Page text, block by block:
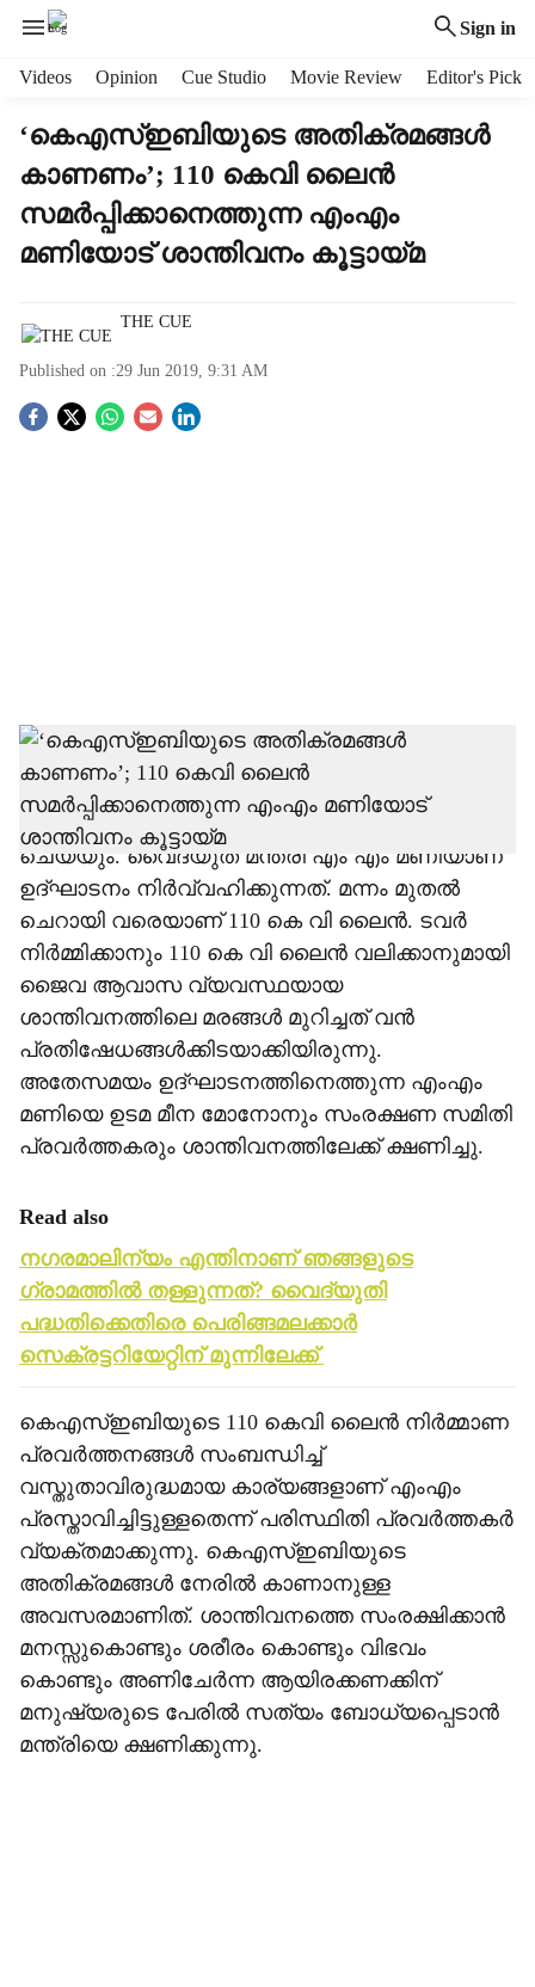
Sign in
Videos Opinion Cue Studio Movie Review Editor's Pick
‘കെഎസ്ഇബിയുടെ അതിക്രമങ്ങള്‍
കാണണം’; 110 കെവി ലൈന്‍
സമര്‍പ്പിക്കാനെത്തുന്ന എംഎം
മണിയോട് ശാന്തിവനം കൂട്ടായ്മ
THE CUE
Published on :29 Jun 2019, 9:31 AM
S
h
a
r
e
എറണാകുളം വടക്കന്‍ പറവൂരിലെ
ശാന്തിവനത്തിലൂടെയുള്ള വൈദ്യുത ലൈനും
ചെറായി സബ് സ്‌റ്റേഷനും ശനിയാഴ്ച കമ്മീഷന്‍
ചെയ്യും. വൈദ്യുത മന്ത്രി എം എം മണിയാണ്
ഉദ്ഘാടനം നിര്‍വ്വഹിക്കുന്നത്. മന്നം മുതല്‍
ചെറായി വരെയാണ് 110 കെ വി ലൈന്‍. ടവര്‍
നിര്‍മ്മിക്കാനും 110 കെ വി ലൈന്‍ വലിക്കാനുമായി
ജൈവ ആവാസ വ്യവസ്ഥയായ
ശാന്തിവനത്തിലെ മരങ്ങള്‍ മുറിച്ചത് വന്‍
പ്രതിഷേധങ്ങള്‍ക്കിടയാക്കിയിരുന്നു.
അതേസമയം ഉദ്ഘാടനത്തിനെത്തുന്ന എംഎം
മണിയെ ഉടമ മീന മോനോനും സംരക്ഷണ സമിതി
പ്രവര്‍ത്തകരും ശാന്തിവനത്തിലേക്ക് ക്ഷണിച്ചു.
Read also
നഗരമാലിന്യം എന്തിനാണ് ഞങ്ങളുടെ
ഗ്രാമത്തില്‍ തള്ളുന്നത്? വൈദ്യുതി
പദ്ധതിക്കെതിരെ പെരിങ്ങമലക്കാര്‍
സെക്രട്ടറിയേറ്റിന് മുന്നിലേക്ക്
കെഎസ്ഇബിയുടെ 110 കെവി ലൈന്‍ നിര്‍മ്മാണ
പ്രവര്‍ത്തനങ്ങള്‍ സംബന്ധിച്ച്
വസ്തുതാവിരുദ്ധമായ കാര്യങ്ങളാണ് എംഎം
പ്രസ്താവിച്ചിട്ടുള്ളതെന്ന് പരിസ്ഥിതി പ്രവര്‍ത്തകര്‍
വ്യക്തമാക്കുന്നു. കെഎസ്ഇബിയുടെ
അതിക്രമങ്ങള്‍ നേരില്‍ കാണാനുള്ള
അവസരമാണിത്. ശാന്തിവനത്തെ സംരക്ഷിക്കാന്‍
മനസ്സുകൊണ്ടും ശരീരം കൊണ്ടും വിഭവം
കൊണ്ടും അണിചേര്‍ന്ന ആയിരക്കണക്കിന്
മനുഷ്യരുടെ പേരില്‍ സത്യം ബോധ്യപ്പെടാന്‍
മന്ത്രിയെ ക്ഷണിക്കുന്നു.